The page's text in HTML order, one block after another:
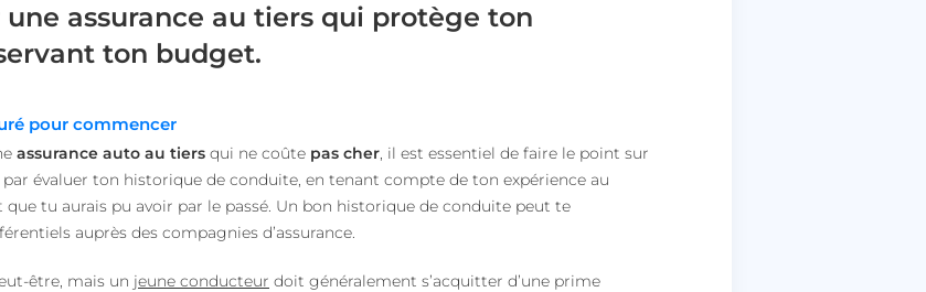
assurance au tiers qui protège ton
ton budget.
pour commencer
assurance auto au tiers qui ne coûte pas cher, il est essentiel de faire le point sur
évaluer ton historique de conduite, en tenant compte de ton expérience au
tu aurais pu avoir par le passé. Un bon historique de conduite peut te
auprès des compagnies d’assurance.
être, mais un jeune conducteur doit généralement s’acquitter d’une prime